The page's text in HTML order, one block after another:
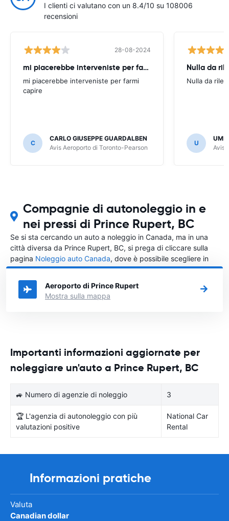
I clienti ci valutano con un 8.4/10 su 108006
recensioni
28-08-2024
mi piacerebbe interveniste per farmi
mi piacerebbe interveniste per farmi
capire
C
CARLO GIUSEPPE GUARDALBEN
Avis Aeroporto di Toronto-Pearson
Nulla da
Nulla da
U
Avis
Compagnie di autonoleggio in e
nei pressi di Prince Rupert, BC
Se si sta cercando un auto a noleggio in Canada, ma in una
città diversa da Prince Rupert, BC, si prega di cliccare sulla
pagina Noleggio auto Canada, dove è possibile scegliere in
quale città in Canada si vuole noleggiare l'auto.
Aeroporto di Prince Rupert
Mostra sulla mappa
Importanti informazioni aggiornate per
noleggiare un'auto a Prince Rupert, BC
🚙 Numero di agenzie di noleggio 3
🏆 L'agenzia di autonoleggio con più
valutazioni positive
National Car
Rental
Informazioni pratiche
Valuta
Canadian dollar